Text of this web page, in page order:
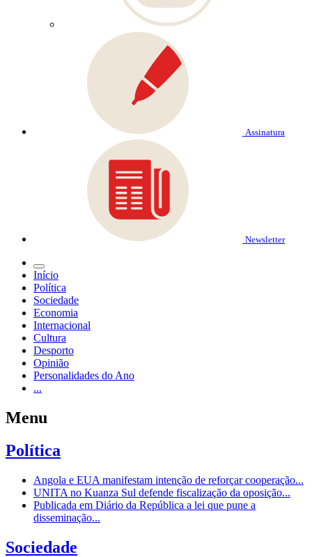
Assinatura
Newsletter
Início
Política
Sociedade
Economia
Internacional
Cultura
Desporto
Opinião
Personalidades do Ano
...
Menu
Política
Angola e EUA manifestam intenção de reforçar cooperação...
UNITA no Kuanza Sul defende fiscalização da oposição...
Publicada em Diário da República a lei que pune a
disseminação...
Sociedade